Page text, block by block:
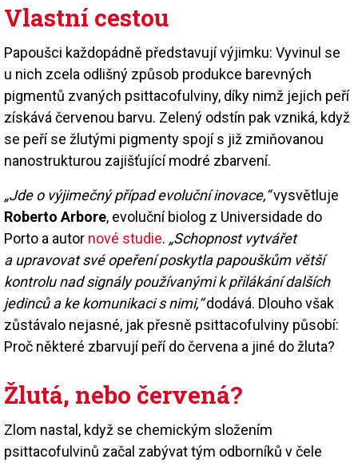
Vlastní cestou
Papoušci každopádně představují výjimku: Vyvinul se
u nich zcela odlišný způsob produkce barevných
pigmentů zvaných psittacofulviny, díky nimž jejich peří
získává červenou barvu. Zelený odstín pak vzniká, když
se peří se žlutými pigmenty spojí s již zmiňovanou
nanostrukturou zajišťující modré zbarvení.
„Jde o výjimečný případ evoluční inovace,“vysvětluje
Roberto Arbore, evoluční biolog z Universidade do
Porto a autor nové studie. „Schopnost vytvářet
a upravovat své opeření poskytla papouškům větší
kontrolu nad signály používanými k přilákání dalších
jedinců a ke komunikaci s nimi,“dodává. Dlouho však
zůstávalo nejasné, jak přesně psittacofulviny působí:
Proč některé zbarvují peří do červena a jiné do žluta?
Žlutá, nebo červená?
Zlom nastal, když se chemickým složením
psittacofulvinů začal zabývat tým odborníků v čele